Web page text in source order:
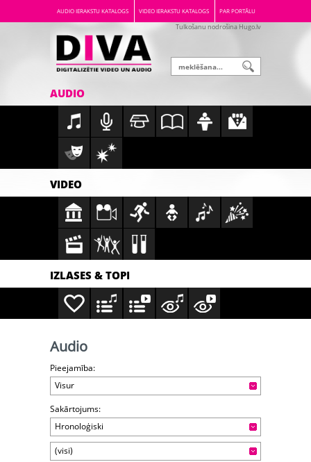
AUDIO IERAKSTU KATALOGS VIDEO IERAKSTU KATALOGS PAR PORTĀLU
Tulkošanu nodrošina Hugo.lv
AUDIO
VIDEO
IZLASES & TOPI
Audio
Pieejamība:
Visur
Sakārtojums:
Hronoloģiski
(visi)